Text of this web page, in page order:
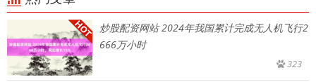
炒股配资网站 2024年我国累计完成无人机飞行2
666万小时
323